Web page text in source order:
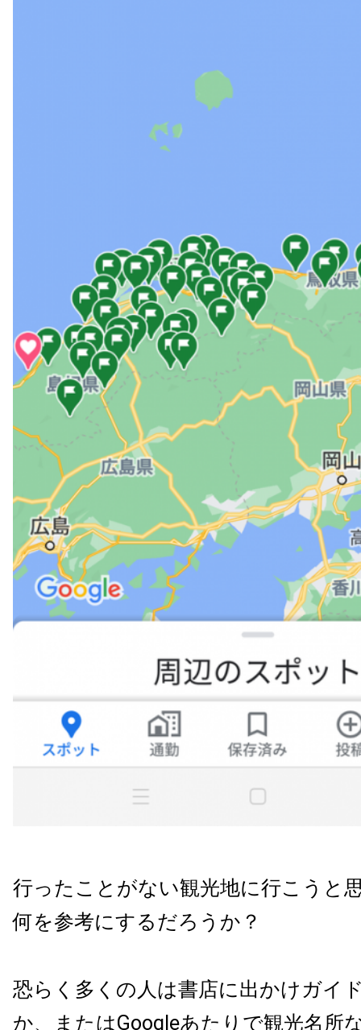
行ったことがない観光地に行こうと
何を参考にするだろうか？
恐らく多くの人は書店に出かけガイ
か、またはGoogleあたりで観光名所